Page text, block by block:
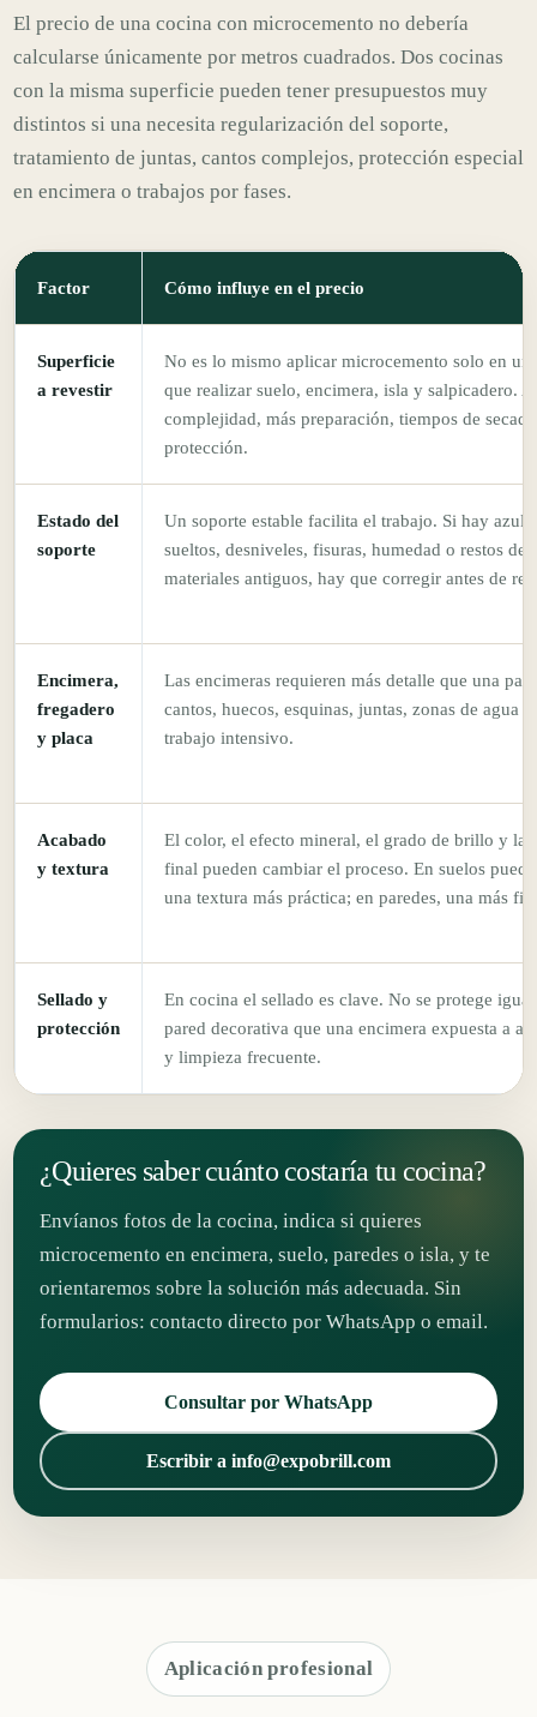
El precio de una cocina con microcemento no debería
calcularse únicamente por metros cuadrados. Dos cocinas
con la misma superficie pueden tener presupuestos muy
distintos si una necesita regularización del soporte,
tratamiento de juntas, cantos complejos, protección especial
en encimera o trabajos por fases.
Factor Cómo influye en el precio
Superficie
a revestir
No es lo mismo aplicar microcemento solo en
que realizar suelo, encimera, isla y salpicadero.
complejidad, más preparación, tiempos de
protección.
Estado del
soporte
Un soporte estable facilita el trabajo. Si hay
sueltos, desniveles, fisuras, humedad o restos de
materiales antiguos, hay que corregir antes de
Encimera,
fregadero
y placa
Las encimeras requieren más detalle que una
cantos, huecos, esquinas, juntas, zonas de agua y
trabajo intensivo.
Acabado
y textura
El color, el efecto mineral, el grado de brillo y la
final pueden cambiar el proceso. En suelos
una textura más práctica; en paredes, una más
Sellado y
protección
En cocina el sellado es clave. No se protege
pared decorativa que una encimera expuesta a
y limpieza frecuente.
¿Quieres saber cuánto costaría tu cocina?
Envíanos fotos de la cocina, indica si quieres
microcemento en encimera, suelo, paredes o isla, y te
orientaremos sobre la solución más adecuada. Sin
formularios: contacto directo por WhatsApp o email.
Consultar por WhatsApp
Escribir a info@expobrill.com
Aplicación profesional